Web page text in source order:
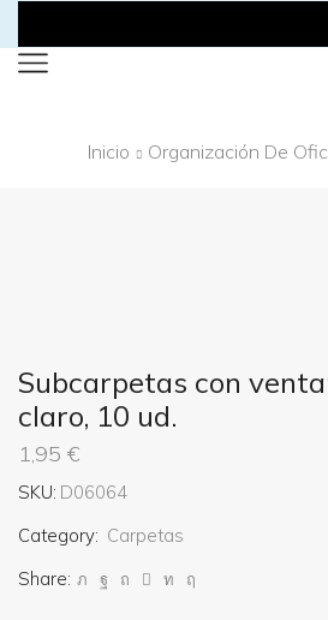
Inicio Organización De
Subcarpetas con
claro, 10 ud.
1,95 €
SKU: D06064
Category: Carpetas
Share: